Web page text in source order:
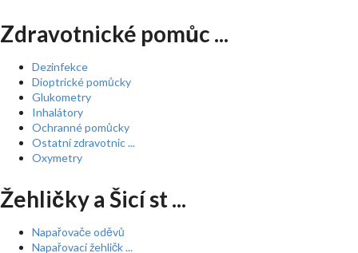
Zdravotnické pomůc ...
Dezinfekce
Dioptrické pomůcky
Glukometry
Inhalátory
Ochranné pomůcky
Ostatní zdravotnic ...
Oxymetry
Žehličky a Šicí st ...
Napařovače oděvů
Napařovací žehličk ...